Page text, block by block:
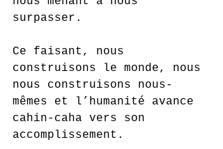
surpasser.
Ce faisant, nous
construisons le monde, nous
nous construisons nous-
mêmes et l’humanité avance
cahin-caha vers son
accomplissement.